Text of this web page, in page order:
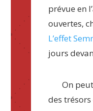
prévue en
ouvertes,
L’effet
jours
On peut
des